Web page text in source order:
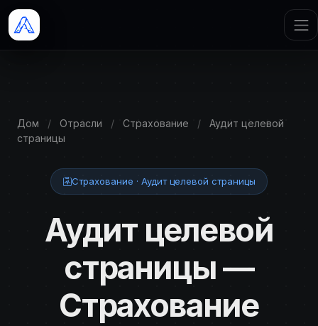
Дом / Отрасли / Страхование /
Аудит целевой
страницы
Страхование · Аудит целевой страницы
Аудит целевой
страницы —
Страхование